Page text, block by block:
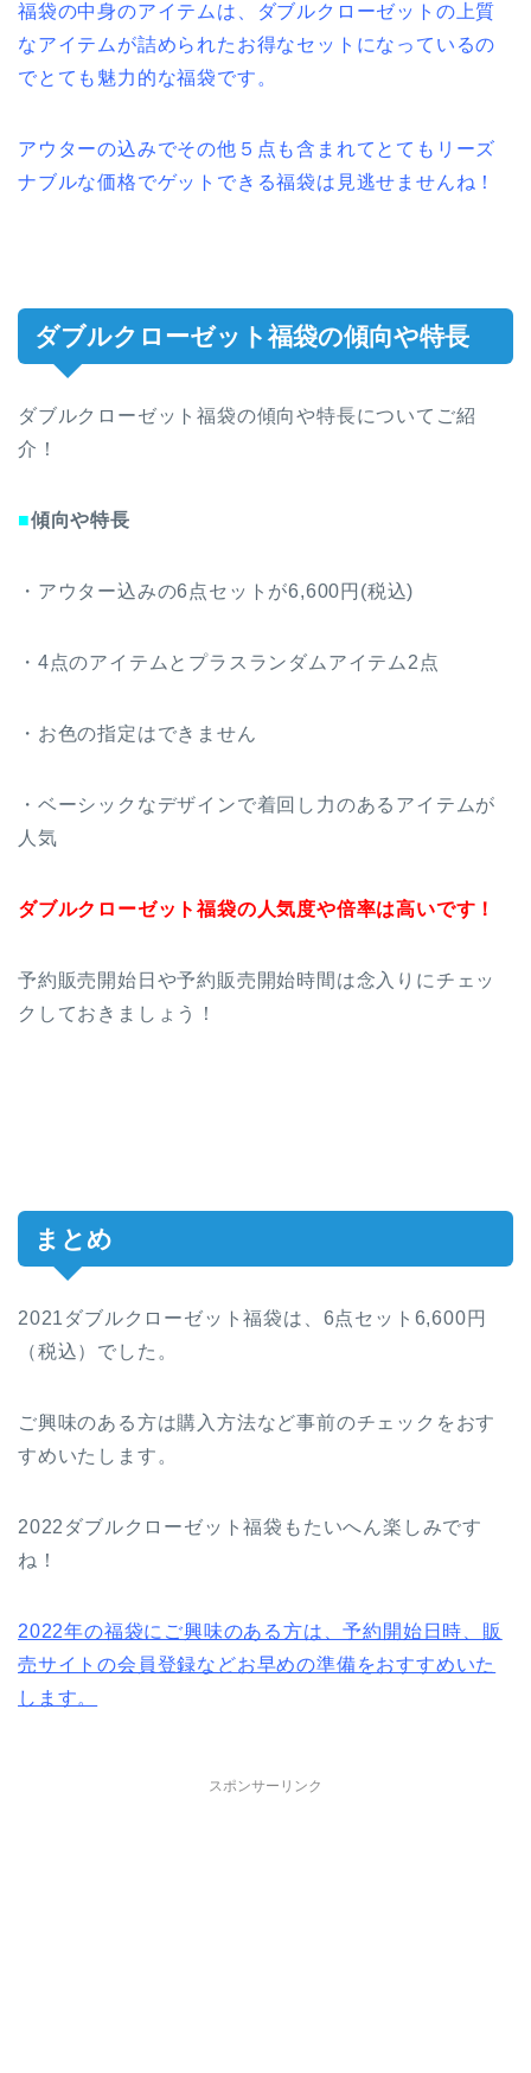
福袋の中身のアイテムは、ダブルクローゼットの上質
なアイテムが詰められたお得なセットになっているの
でとても魅力的な福袋です。
アウターの込みでその他５点も含まれてとてもリーズ
ナブルな価格でゲットできる福袋は見逃せませんね！
ダブルクローゼット福袋の傾向や特長
ダブルクローゼット福袋の傾向や特長についてご紹
介！
■傾向や特長
・アウター込みの6点セットが6,600円(税込)
・4点のアイテムとプラスランダムアイテム2点
・お色の指定はできません
・ベーシックなデザインで着回し力のあるアイテムが
人気
ダブルクローゼット福袋の人気度や倍率は高いです！
予約販売開始日や予約販売開始時間は念入りにチェッ
クしておきましょう！
まとめ
2021ダブルクローゼット福袋は、6点セット6,600円
（税込）でした。
ご興味のある方は購入方法など事前のチェックをおす
すめいたします。
2022ダブルクローゼット福袋もたいへん楽しみです
ね！
2022年の福袋にご興味のある方は、予約開始日時、販
売サイトの会員登録などお早めの準備をおすすめいた
します。
スポンサーリンク